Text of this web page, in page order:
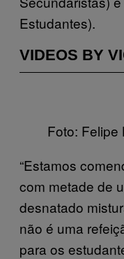
Estudantes).
VIDEOS BY
Foto: Felipe
“Estamos
com metade de
desnatado
não é uma
para os